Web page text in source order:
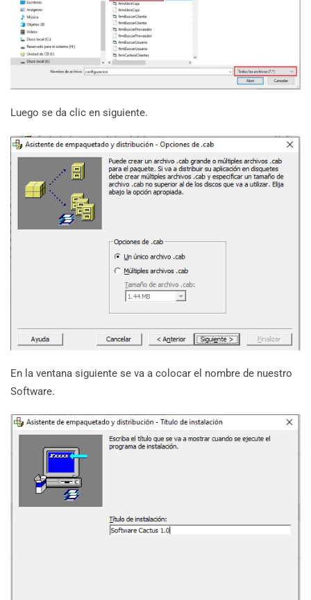
Luego se da clic en siguiente.
En la ventana siguiente se va a colocar el nombre de nuestro
Software.